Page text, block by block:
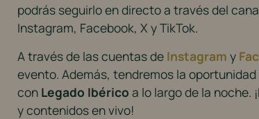
podrás seguirlo en directo a través del
Instagram, Facebook, X y TikTok.
A través de las cuentas de Instagram y
evento. Además, tendremos la
con Legado Ibérico a lo largo de la noche.
y contenidos en vivo!